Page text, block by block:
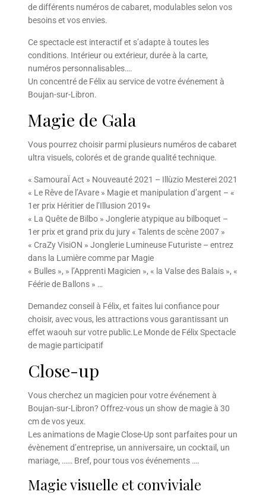
de différents numéros de cabaret, modulables selon vos
besoins et vos envies.
Ce spectacle est interactif et s’adapte à toutes les
conditions. Intérieur ou extérieur, durée à la carte,
numéros personnalisables….
Un concentré de Félix au service de votre événement à
Boujan-sur-Libron.
Magie de Gala
Vous pourrez choisir parmi plusieurs numéros de cabaret
ultra visuels, colorés et de grande qualité technique.
« SamouraÏ Act » Nouveauté 2021 – Illùzio Mesterei 2021
« Le Rêve de l’Avare » Magie et manipulation d’argent – «
1er prix Héritier de l’Illusion 2019«
« La Quête de Bilbo » Jonglerie atypique au bilboquet –
1er prix et grand prix du jury « Talents de scène 2007 »
« CraZy VisiON » Jonglerie Lumineuse Futuriste – entrez
dans la Lumière comme par Magie
« Bulles », » l’Apprenti Magicien », « la Valse des Balais », «
Féérie de Ballons » …
Demandez conseil à Félix, et faites lui confiance pour
choisir, avec vous, les attractions vous garantissant un
effet waouh sur votre public.Le Monde de Félix Spectacle
de magie participatif
Close-up
Vous cherchez un magicien pour votre événement à
Boujan-sur-Libron? Offrez-vous un show de magie à 30
cm de vos yeux.
Les animations de Magie Close-Up sont parfaites pour un
évènement d’entreprise, un anniversaire, un cocktail, un
mariage, …… Bref, pour tous vos événements ….
Magie visuelle et conviviale